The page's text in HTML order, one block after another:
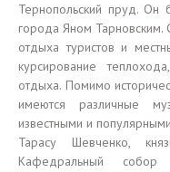
Тернопольский пруд. Он
города Яном Тарновским.
отдыха туристов и
курсирование
отдыха. Помимо
имеются различные
известными и
Тарасу Шевченко,
Кафедральный собор